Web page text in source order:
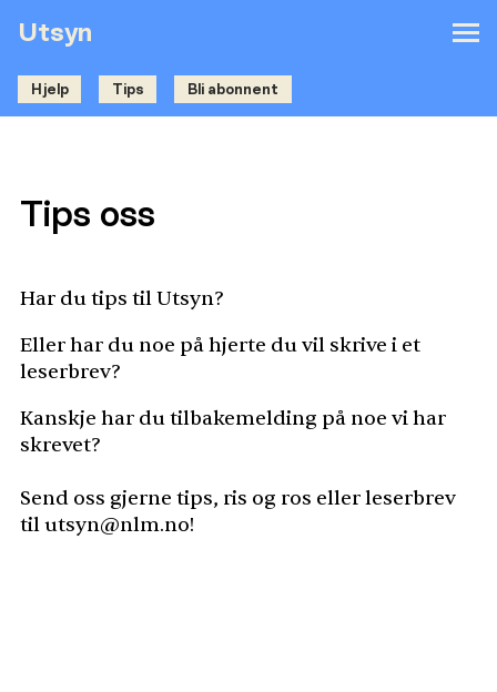
Utsyn
Hjelp Tips Bli abonnent
Tips oss
Har du tips til Utsyn?
Eller har du noe på hjerte du vil skrive i et
leserbrev?
Kanskje har du tilbakemelding på noe vi har
skrevet?
Send oss gjerne tips, ris og ros eller leserbrev
til utsyn@nlm.no!